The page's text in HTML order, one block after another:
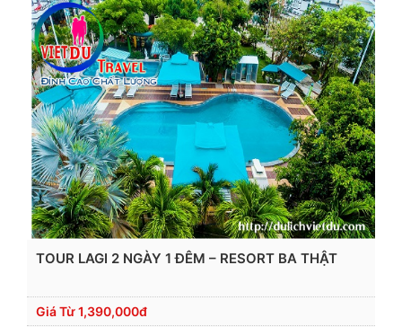
TOUR LAGI 2 NGÀY 1 ĐÊM – RESORT BA THẬT
Giá Từ1,390,000đ